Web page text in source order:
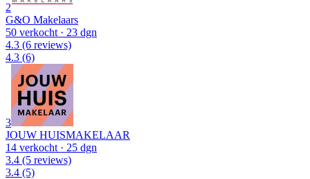
2
G&O Makelaars
50 verkocht · 23 dgn
4.3 (6 reviews)
4.3 (6)
3
JOUW HUISMAKELAAR
14 verkocht · 25 dgn
3.4 (5 reviews)
3.4 (5)